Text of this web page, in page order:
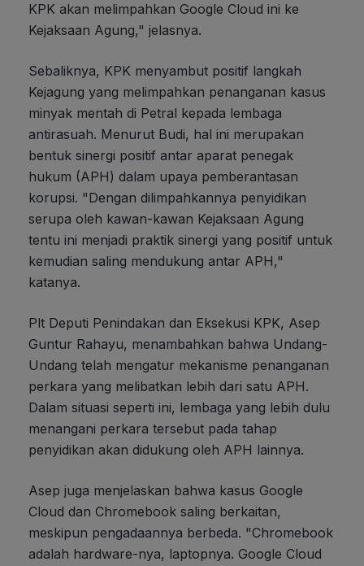
KPK akan melimpahkan Google Cloud ini ke
Kejaksaan Agung," jelasnya.
Sebaliknya, KPK menyambut positif langkah
Kejagung yang melimpahkan penanganan kasus
minyak mentah di Petral kepada lembaga
antirasuah. Menurut Budi, hal ini merupakan
bentuk sinergi positif antar aparat penegak
hukum (APH) dalam upaya pemberantasan
korupsi. "Dengan dilimpahkannya penyidikan
serupa oleh kawan-kawan Kejaksaan Agung
tentu ini menjadi praktik sinergi yang positif untuk
kemudian saling mendukung antar APH,"
katanya.
Plt Deputi Penindakan dan Eksekusi KPK, Asep
Guntur Rahayu, menambahkan bahwa Undang-
Undang telah mengatur mekanisme penanganan
perkara yang melibatkan lebih dari satu APH.
Dalam situasi seperti ini, lembaga yang lebih dulu
menangani perkara tersebut pada tahap
penyidikan akan didukung oleh APH lainnya.
Asep juga menjelaskan bahwa kasus Google
Cloud dan Chromebook saling berkaitan,
meskipun pengadaannya berbeda. "Chromebook
adalah hardware-nya, laptopnya. Google Cloud